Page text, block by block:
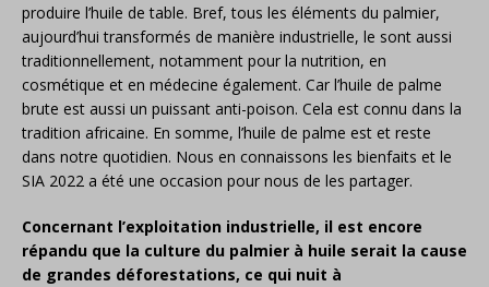
produire l’huile de table. Bref, tous les éléments du palmier,
aujourd’hui transformés de manière industrielle, le sont aussi
traditionnellement, notamment pour la nutrition, en
cosmétique et en médecine également. Car l’huile de palme
brute est aussi un puissant anti-poison. Cela est connu dans la
tradition africaine. En somme, l’huile de palme est et reste
dans notre quotidien. Nous en connaissons les bienfaits et le
SIA 2022 a été une occasion pour nous de les partager.
Concernant l’exploitation industrielle, il est encore
répandu que la culture du palmier à huile serait la cause
de grandes déforestations, ce qui nuit à